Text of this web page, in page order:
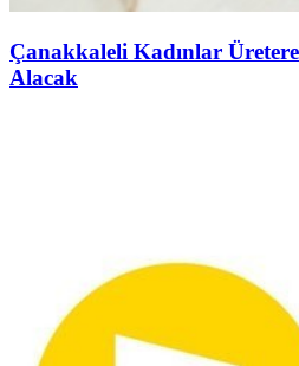
Çanakkaleli Kadınlar
Alacak